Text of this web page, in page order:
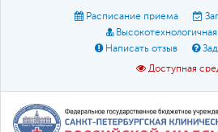
Расписание приема
Написать отзыв
Доступная
Размер шрифта: A